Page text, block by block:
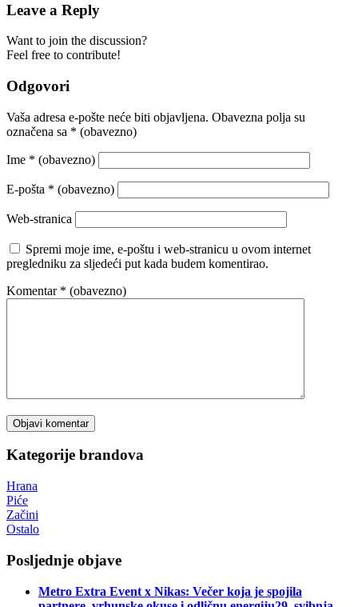
Leave a Reply
Want to join the discussion?
Feel free to contribute!
Odgovori
Vaša adresa e-pošte neće biti objavljena. Obavezna polja su
označena sa * (obavezno)
Ime * (obavezno)
E-pošta * (obavezno)
Web-stranica
Spremi moje ime, e-poštu i web-stranicu u ovom internet
pregledniku za sljedeći put kada budem komentirao.
Komentar * (obavezno)
Kategorije brandova
Hrana
Piće
Začini
Ostalo
Posljednje objave
Metro Extra Event x Nikas: Večer koja je spojila